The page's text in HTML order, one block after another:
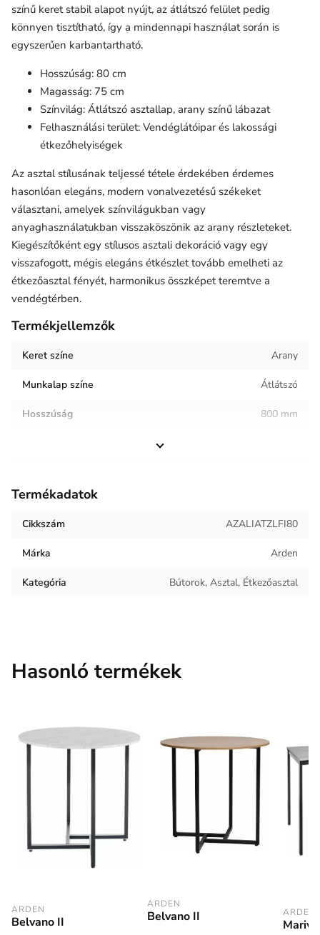
színű keret stabil alapot nyújt, az átlátszó felület pedig
könnyen tisztítható, így a mindennapi használat során is
egyszerűen karbantartható.
Hosszúság: 80 cm
Magasság: 75 cm
Színvilág: Átlátszó asztallap, arany színű lábazat
Felhasználási terület: Vendéglátóipar és lakossági
étkezőhelyiségek
Az asztal stílusának teljessé tétele érdekében érdemes
hasonlóan elegáns, modern vonalvezetésű székeket
választani, amelyek színvilágukban vagy
anyaghasználatukban visszaköszönik az arany részleteket.
Kiegészítőként egy stílusos asztali dekoráció vagy egy
visszafogott, mégis elegáns étkészlet tovább emelheti az
étkezőasztal fényét, harmonikus összképet teremtve a
vendégtérben.
Termékjellemzők
Keret színe Arany
Munkalap színe Átlátszó
Hosszúság 800 mm
Termék súlya
Termékadatok
Cikkszám AZALIATZLFI80
Márka Arden
Kategória Bútorok, Asztal, Étkezőasztal
Hasonló termékek
ARDEN
Belvano II
ARDEN
Belvano II ARDEN
Marivo